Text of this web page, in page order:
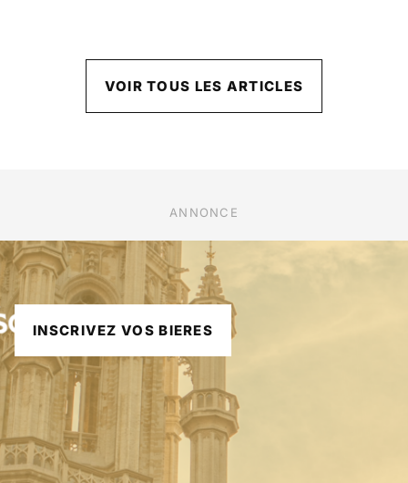
VOIR TOUS LES ARTICLES
ANNONCE
INSCRIVEZ VOS BIERES